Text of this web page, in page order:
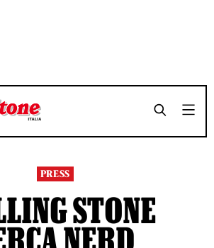
3 MINUTI SHARE
3 MINUTI SHARE
PRESS
STONE
NERD